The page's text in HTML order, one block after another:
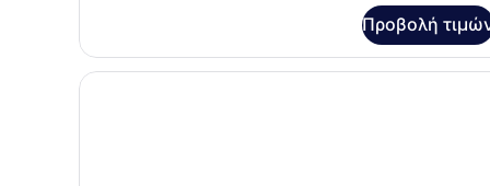
Bath)
Προβολή